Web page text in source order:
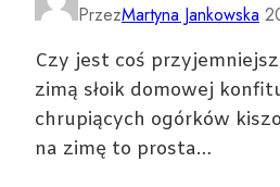
PrzezMartyna Jankowska
Czy jest coś
zimą słoik domowej
chrupiących ogórków
na zimę to prosta…